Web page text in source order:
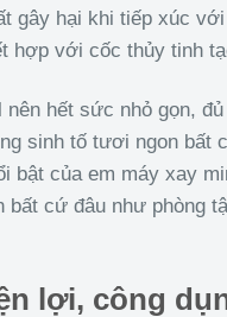
gây hại khi tiếp xúc
hợp với cốc thủy tinh
nên hết sức nhỏ gọn,
sinh tố tươi ngon bất
bật của em máy xay
bất cứ đâu như phòng
lợi, công